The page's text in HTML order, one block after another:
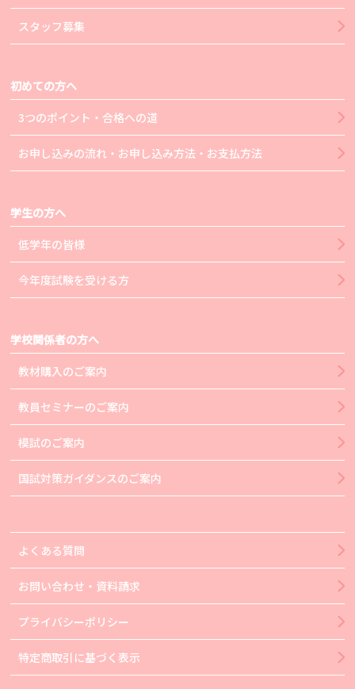
スタッフ募集
初めての方へ
3つのポイント・合格への道
お申し込みの流れ・お申し込み方法・お支払方法
学生の方へ
低学年の皆様
今年度試験を受ける方
学校関係者の方へ
教材購入のご案内
教員セミナーのご案内
模試のご案内
国試対策ガイダンスのご案内
よくある質問
お問い合わせ・資料請求
プライバシーポリシー
特定商取引に基づく表示